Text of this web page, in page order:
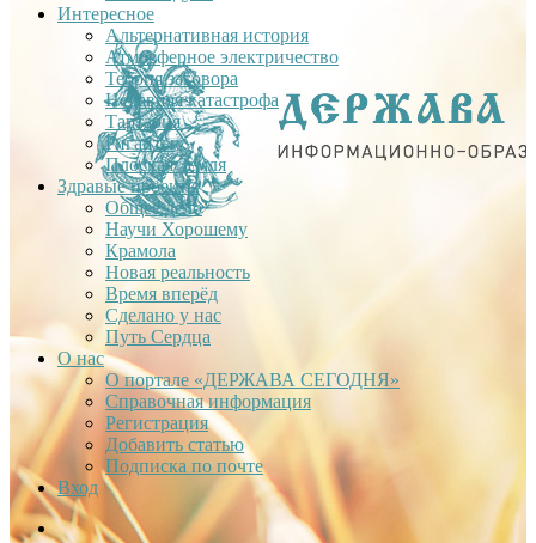
Интересное
Альтернативная история
Атмосферное электричество
Теория заговора
Недавняя катастрофа
Тартария
Гиганты
Плоская Земля
Здравые проекты
Общее дело
Научи Хорошему
Крамола
Новая реальность
Время вперёд
Сделано у нас
Путь Сердца
О нас
О портале «ДЕРЖАВА СЕГОДНЯ»
Справочная информация
Регистрация
Добавить статью
Подписка по почте
Вход